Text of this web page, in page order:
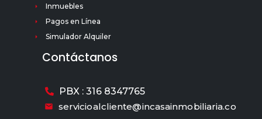
Inmuebles
Pagos en Línea
Simulador Alquiler
Contáctanos
PBX : 316 8347765
servicioalcliente@incasainmobiliaria.co